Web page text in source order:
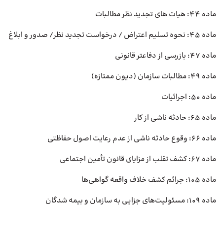
ماده 44: هیات های تجدید نظر مطالبات
ماده 45: نحوه تسلیم اعتراض / درخواست تجدید نظر/ صدور و ابلاغ
ماده 47: بازرسی از دفاعتر قانونی
ماده 49: مطالبات سازمان (دیون ممتازه)
ماده 50: اجرائیات
ماده 65: حادثه ناشی از کار
ماده 66: وقوع حادثه ناشی از عدم رعایت اصول حفاظتی
ماده 67: کشف تقلب از مزایای قانون تأمین اجتماعی
ماده 105: جرائم کشف خلاف واقعه گواهی‌ها
ماده 109: مسئولیت‌های جزایی به سازمان و بیمه شدگان